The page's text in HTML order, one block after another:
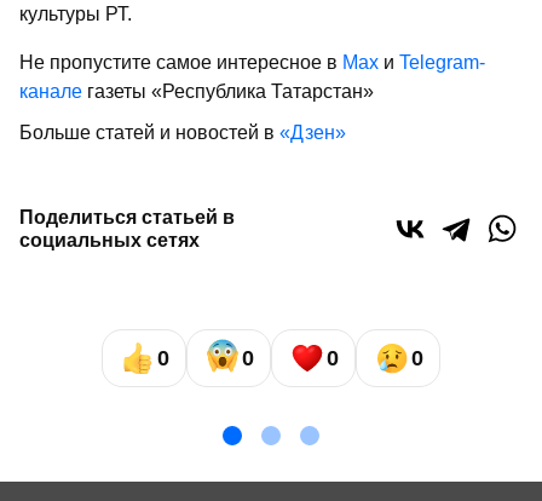
культуры РТ.
Не пропустите самое интересное в Max и Telegram-
канале газеты «Республика Татарстан»
Больше статей и новостей в «Дзен»
Поделиться статьей в
социальных сетях
0 0 0 0